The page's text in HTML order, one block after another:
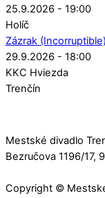
25.9.2026 - 19:00
Holíč
Zázrak (Incorruptible)
29.9.2026 - 18:00
KKC Hviezda
Trenčín
Mestské divadlo
Bezručova 1196/17,
Copyright ©